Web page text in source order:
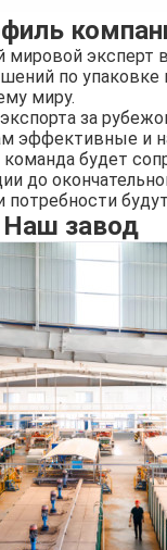
эксперт
по
миру.
за
эффективные и
команда будет
до
Наш завод